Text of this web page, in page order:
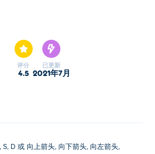
评分
4.5
已更新
2021年7月
S, D 或 向上箭头, 向下箭头, 向左箭头,